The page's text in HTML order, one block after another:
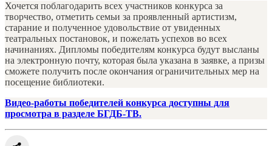
Хочется поблагодарить всех участников конкурса за
творчество, отметить семьи за проявленный артистизм,
старание и полученное удовольствие от увиденных
театральных постановок, и пожелать успехов во всех
начинаниях. Дипломы победителям конкурса будут высланы
на электронную почту, которая была указана в заявке, а призы
сможете получить после окончания ограничительных мер на
посещение библиотеки.
Видео-работы победителей конкурса доступны для
просмотра в разделе БГДБ-ТВ.